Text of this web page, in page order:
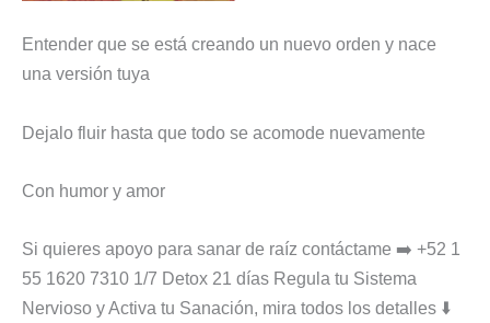
Entender que se está creando un nuevo orden y nace
una versión tuya
Dejalo fluir hasta que todo se acomode nuevamente
Con humor y amor
Si quieres apoyo para sanar de raíz contáctame ➡️ +52 1
55 1620 7310 1/7 Detox 21 días Regula tu Sistema
Nervioso y Activa tu Sanación, mira todos los detalles ⬇️